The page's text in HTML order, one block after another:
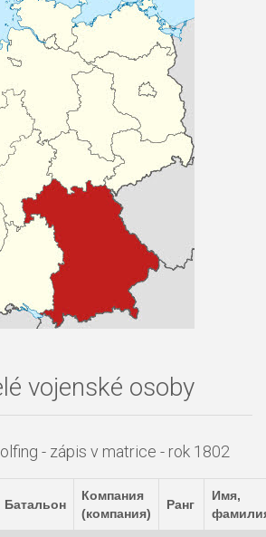
vojenské osoby
- zápis v matrice - rok 1802
Батальон
Компания
(компания)
Ранг
Имя,